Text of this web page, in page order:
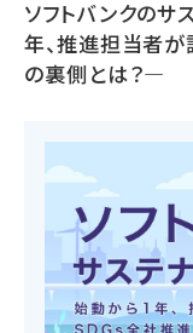
ソフトバンクの
年、推進担当者
の裏側とは？―